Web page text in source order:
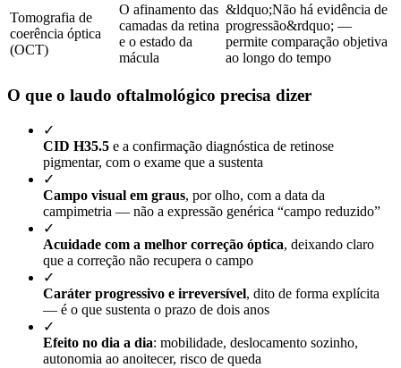
Tomografia de
coerência óptica
(OCT)
O afinamento das
camadas da retina
e o estado da
mácula
&ldquo;Não há evidência de
progressão&rdquo; —
permite comparação objetiva
ao longo do tempo
O que o laudo oftalmológico precisa dizer
✓
CID H35.5 e a confirmação diagnóstica de retinose
pigmentar, com o exame que a sustenta
✓
Campo visual em graus, por olho, com a data da
campimetria — não a expressão genérica “campo reduzido”
✓
Acuidade com a melhor correção óptica, deixando claro
que a correção não recupera o campo
✓
Caráter progressivo e irreversível, dito de forma explícita
— é o que sustenta o prazo de dois anos
✓
Efeito no dia a dia: mobilidade, deslocamento sozinho,
autonomia ao anoitecer, risco de queda